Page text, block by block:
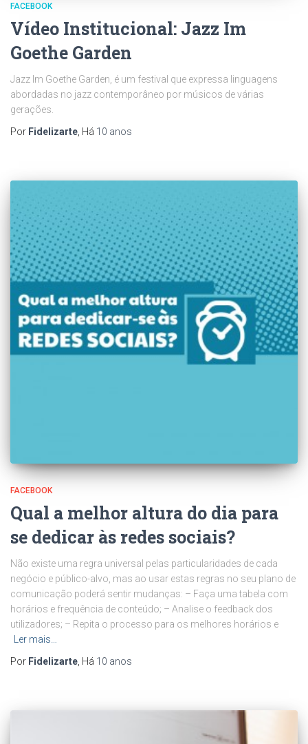
FACEBOOK
Vídeo Institucional: Jazz Im
Goethe Garden
Jazz Im Goethe Garden, é um festival que expressa linguagens
abordadas no jazz contemporâneo por músicos de várias
gerações.
Por Fidelizarte , Há 10 anos
FACEBOOK
Qual a melhor altura do dia para
se dedicar às redes sociais?
Não existe uma regra universal pelas particularidades de cada
negócio e público-alvo, mas ao usar estas regras no seu plano de
comunicação poderá sentir mudanças: – Faça uma tabela com
horários e frequência de conteúdo; – Analise o feedback dos
utilizadores; – Repita o processo para os melhores horários e
Ler mais…
Por Fidelizarte , Há 10 anos